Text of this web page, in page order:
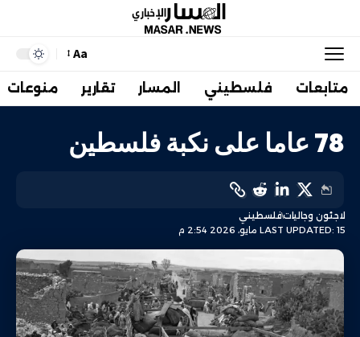
Aa
متابعات فلسطيني المسار تقارير منوعات
78 عاما على نكبة فلسطين
LAST UPDATED: 15 مايو، 2026 2:54 م
لاجئون وجالياتفلسطيني